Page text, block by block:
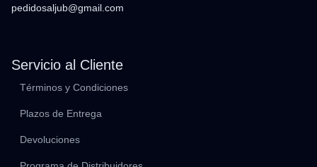
pedidosaljub@gmail.com
Servicio al Cliente
Términos y Condiciones
Plazos de Entrega
Devoluciones